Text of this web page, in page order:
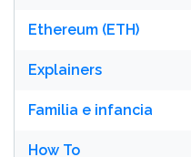
Ethereum (ETH)
Explainers
Familia e infancia
How To